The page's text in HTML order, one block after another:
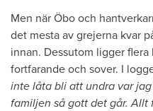
Men när Öbo och
det mesta av grejerna kvar
innan. Dessutom ligger
fortfarande och sover. I
inte låta bli att undra var
familjen så gott det går. Allt